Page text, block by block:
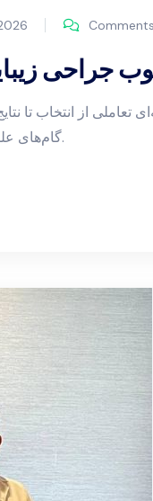
تعاملی از انتخاب تا
گام‌های علمی تصمیم‌گیری و تحول‌آفرین.